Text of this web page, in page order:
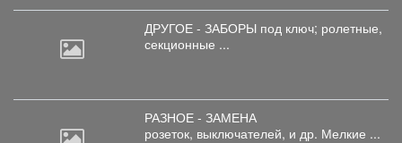
ДРУГОЕ - ЗАБОРЫ под ключ; ролетные,
секционные ...
РАЗНОЕ - ЗАМЕНА
розеток, выключателей, и др. Мелкие ...